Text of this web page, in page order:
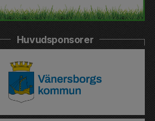
Huvudsponsorer